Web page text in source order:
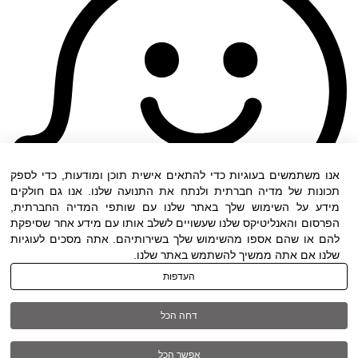
תנאי שימוש|הצהרת נגישות| כל הזכויות שמורות
ל DWO ©
אנו משתמשים בעוגיות כדי להתאים אישית תוכן ומודעות, כדי לספק
תכונות של מדיה חברתית ולנתח את התנועה שלנו. אנו גם חולקים
מידע על השימוש שלך באתר שלנו עם שותפי המדיה החברתית,
הפרסום והאנליטיקס שלנו שעשויים לשלב אותו עם מידע אחר שסיפקת
להם או שהם אספו מהשימוש שלך בשירותיהם. אתה מסכים לעוגיות
שלנו אם אתה ממשיך להשתמש באתר שלנו.
העדפות
דחה הכל
אפשר הכל